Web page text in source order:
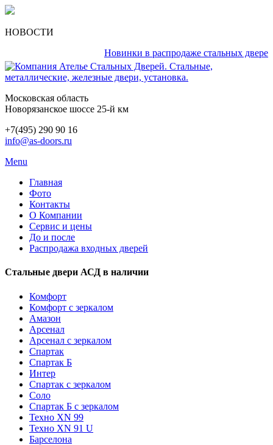
НОВОСТИ
Новинки в распродаже стальных дверей
Московская область
Новорязанское шоссе 25-й км
+7(495) 290 90 16
info@as-doors.ru
Menu
Главная
Фото
Контакты
О Компании
Сервис и цены
До и после
Распродажа входных дверей
Стальные двери АСД в наличии
Комфорт
Комфорт с зеркалом
Амазон
Арсенал
Арсенал с зеркалом
Спартак
Спартак Б
Интер
Спартак с зеркалом
Соло
Спартак Б с зеркалом
Техно XN 99
Техно XN 91 U
Барселона